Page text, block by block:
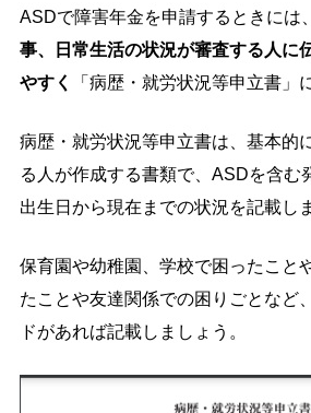
ASDで障害年金を申請するときには、
事、日常生活の状況が審査する人に
やすく
「病歴・就労状況等申立書」
病歴・就労状況等申立書は、基本的
る人が作成する書類で、ASDを含む
出生日から現在までの状況を記載し
保育園や幼稚園、学校で困ったこと
たことや友達関係での困りごとなど
ドがあれば記載しましょう。